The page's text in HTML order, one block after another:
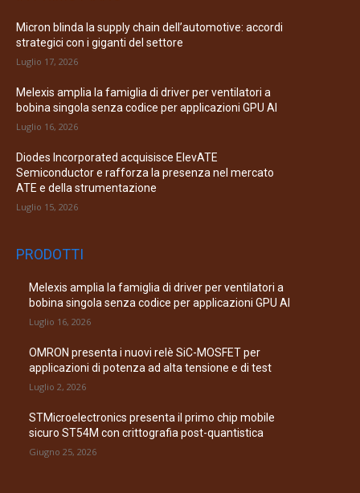
Micron blinda la supply chain dell’automotive: accordi
strategici con i giganti del settore
Luglio 17, 2026
Melexis amplia la famiglia di driver per ventilatori a
bobina singola senza codice per applicazioni GPU AI
Luglio 16, 2026
Diodes Incorporated acquisisce ElevATE
Semiconductor e rafforza la presenza nel mercato
ATE e della strumentazione
Luglio 15, 2026
PRODOTTI
Melexis amplia la famiglia di driver per ventilatori a
bobina singola senza codice per applicazioni GPU AI
Luglio 16, 2026
OMRON presenta i nuovi relè SiC-MOSFET per
applicazioni di potenza ad alta tensione e di test
Luglio 2, 2026
STMicroelectronics presenta il primo chip mobile
sicuro ST54M con crittografia post-quantistica
Giugno 25, 2026